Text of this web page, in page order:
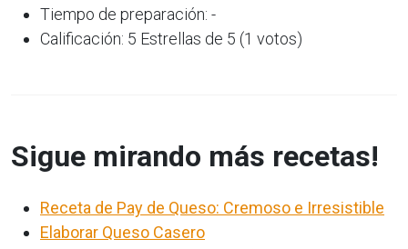
Tiempo de preparación: -
Calificación: 5 Estrellas de 5 (1 votos)
Sigue mirando más recetas!
Receta de Pay de Queso: Cremoso e Irresistible
Elaborar Queso Casero